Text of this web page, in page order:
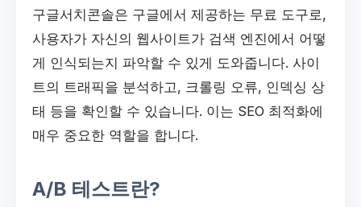
구글서치콘솔은 구글에서 제공하는 무료 도구로,
사용자가 자신의 웹사이트가 검색 엔진에서 어떻
게 인식되는지 파악할 수 있게 도와줍니다. 사이
트의 트래픽을 분석하고, 크롤링 오류, 인덱싱 상
태 등을 확인할 수 있습니다. 이는 SEO 최적화에
매우 중요한 역할을 합니다.
A/B 테스트란?